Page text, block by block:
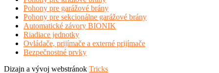
Pohony pre garážové brány
Pohony pre sekcionálne garážové brány
Automatické závory BIONIK
Riadiace jednotky
Ovládače, prijímače a externé prijímače
Bezpečnostné prvky
Dizajn a vývoj webstránok Tricks